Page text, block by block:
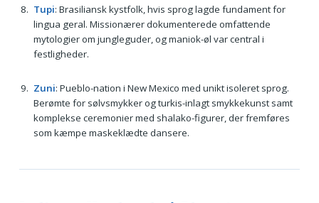
Tupi: Brasiliansk kystfolk, hvis sprog lagde fundament for
lingua geral. Missionærer dokumenterede omfattende
mytologier om jungleguder, og maniok-øl var central i
festligheder.
Zuni: Pueblo-nation i New Mexico med unikt isoleret sprog.
Berømte for sølvsmykker og turkis-inlagt smykkekunst samt
komplekse ceremonier med shalako-figurer, der fremføres
som kæmpe maskeklædte dansere.